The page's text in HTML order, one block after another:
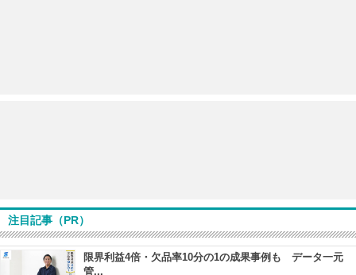
注目記事（PR）
限界利益4倍・欠品率10分の1の成果事例も データ一元
管...